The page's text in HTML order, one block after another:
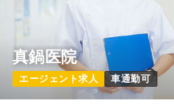
真鍋医院
エージェント求人 車通勤可